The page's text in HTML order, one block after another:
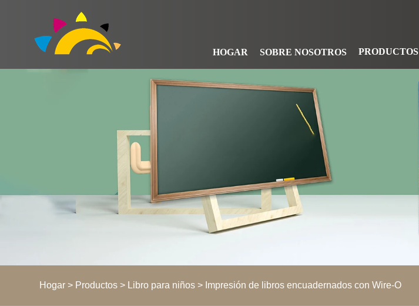
HOGAR SOBRE NOSOTROS PRODUCTOS
Hogar > Productos > Libro para niños > Impresión de libros encuadernados con Wire-O